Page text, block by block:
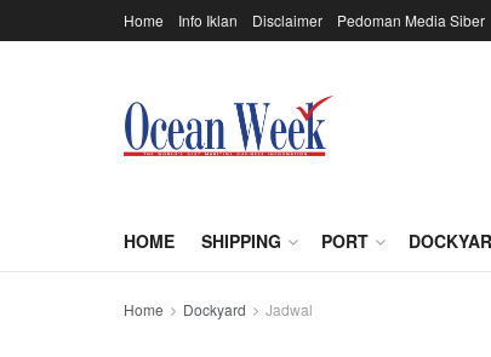
Home Info Iklan Disclaimer Pedoman Media Siber
HOME SHIPPING PORT
Home Dockyard Jadwal